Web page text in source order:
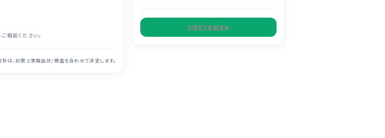
相談ください。
針は、診察と家庭血圧/検査を合わせて決定します。
LINEで予約する